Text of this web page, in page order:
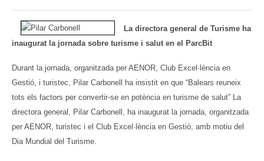
La directora general de Turisme ha
inaugurat la jornada sobre turisme i salut en el ParcBit
Durant la jornada, organitzada per AENOR, Club Excel·lència en
Gestió, i turistec, Pilar Carbonell ha insistit en que “Balears reuneix
tots els factors per convertir-se en potència en turisme de salut” La
directora general, Pilar Carbonell, ha inaugurat la jornada, organitzada
per AENOR, turistec i el Club Excel·lència en Gestió, amb motiu del
Dia Mundial del Turisme.